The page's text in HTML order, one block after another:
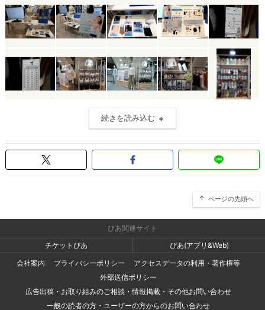
続きを読み込む
ページの先頭へ
ぴあ関連サイト
チケットぴあ
ぴあ(アプリ&Web)
会社案内
プライバシーポリシー
アクセスデータの利用・著作権等
外部送信ポリシー
広告出稿・お取り組みのご相談・情報掲載・その他お問い合わせ
一般の読者の方・ユーザーの方からのお問い合わせ